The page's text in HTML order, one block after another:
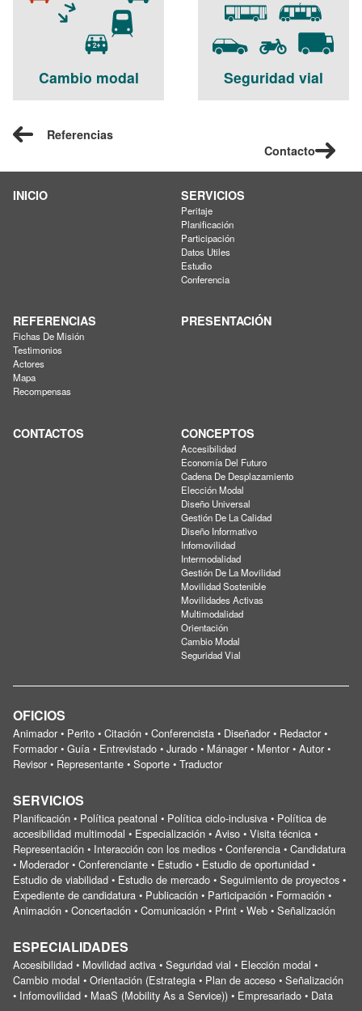
Cambio modal Seguridad vial
Referencias
Contacto
INICIO SERVICIOS
Peritaje
Planificación
Participación
Datos Utiles
Estudio
Conferencia
REFERENCIAS
Fichas De Misión
Testimonios
Actores
Mapa
Recompensas
PRESENTACIÓN
CONTACTOS CONCEPTOS
Accesibilidad
Economía Del Futuro
Cadena De Desplazamiento
Elección Modal
Diseño Universal
Gestión De La Calidad
Diseño Informativo
Infomovilidad
Intermodalidad
Gestión De La Movilidad
Movilidad Sostenible
Movilidades Activas
Multimodalidad
Orientación
Cambio Modal
Seguridad Vial
OFICIOS
Animador • Perito • Citación • Conferencista • Diseñador • Redactor •
Formador • Guía • Entrevistado • Jurado • Mánager • Mentor • Autor •
Revisor • Representante • Soporte • Traductor
SERVICIOS
Planificación • Política peatonal • Política ciclo-inclusiva • Política de
accesibilidad multimodal • Especialización • Aviso • Visita técnica •
Representación • Interacción con los medios • Conferencia • Candidatura
• Moderador • Conferenciante • Estudio • Estudio de oportunidad •
Estudio de viabilidad • Estudio de mercado • Seguimiento de proyectos •
Expediente de candidatura • Publicación • Participación • Formación •
Animación • Concertación • Comunicación • Print • Web • Señalización
ESPECIALIDADES
Accesibilidad • Movilidad activa • Seguridad vial • Elección modal •
Cambio modal • Orientación (Estrategia • Plan de acceso • Señalización
• Infomovilidad • MaaS (Mobility As a Service)) • Empresariado • Data